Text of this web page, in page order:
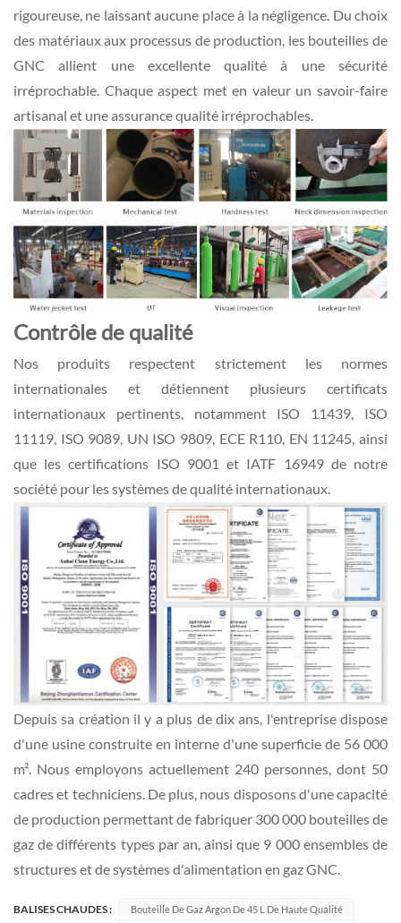
rigoureuse, ne laissant aucune place à la négligence. Du choix
des matériaux aux processus de production, les bouteilles de
GNC allient une excellente qualité à une sécurité
irréprochable. Chaque aspect met en valeur un savoir-faire
artisanal et une assurance qualité irréprochables.
Contrôle de qualité
Nos produits respectent strictement les normes
internationales et détiennent plusieurs certificats
internationaux pertinents, notamment ISO 11439, ISO
11119, ISO 9089, UN ISO 9809, ECE R110, EN 11245, ainsi
que les certifications ISO 9001 et IATF 16949 de notre
société pour les systèmes de qualité internationaux.
Depuis sa création il y a plus de dix ans, l'entreprise dispose
d'une usine construite en interne d'une superficie de 56 000
m². Nous employons actuellement 240 personnes, dont 50
cadres et techniciens. De plus, nous disposons d'une capacité
de production permettant de fabriquer 300 000 bouteilles de
gaz de différents types par an, ainsi que 9 000 ensembles de
structures et de systèmes d'alimentation en gaz GNC.
BALISES CHAUDES : Bouteille De Gaz Argon De 45 L De Haute Qualité